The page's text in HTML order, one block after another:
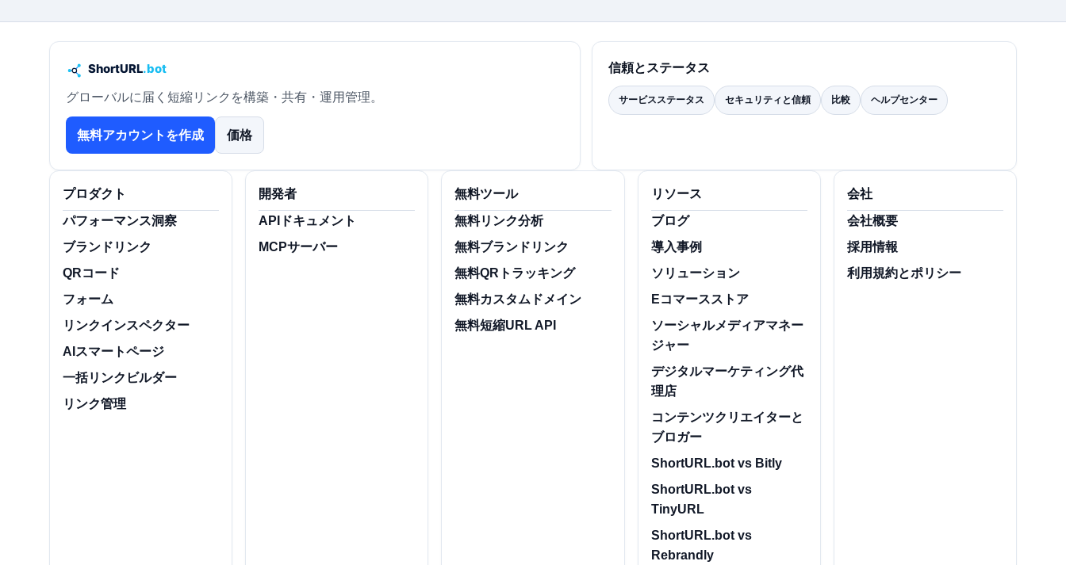
グローバルに届く短縮リンクを構築・共有・運用管理。
無料アカウントを作成 価格
信頼とステータス
サービスステータス セキュリティと信頼 比較 ヘルプセンター
プロダクト
パフォーマンス洞察
ブランドリンク
QRコード
フォーム
リンクインスペクター
AIスマートページ
一括リンクビルダー
リンク管理
開発者
APIドキュメント
MCPサーバー
無料ツール
無料リンク分析
無料ブランドリンク
無料QRトラッキング
無料カスタムドメイン
無料短縮URL API
リソース
ブログ
導入事例
ソリューション
Eコマースストア
ソーシャルメディアマネー
ジャー
デジタルマーケティング代
理店
コンテンツクリエイターと
ブロガー
ShortURL.bot vs Bitly
ShortURL.bot vs
TinyURL
ShortURL.bot vs
Rebrandly
会社
会社概要
採用情報
利用規約とポリシー